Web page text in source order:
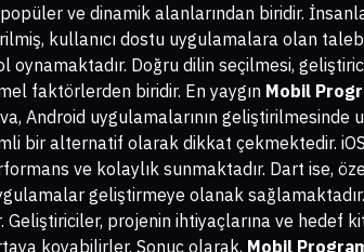
ve dinamik alanlarından biridir.
kullanıcı dostu uygulamalara olan talebi
oynamaktadır. Doğru dilin seçilmesi,
faktörlerden biridir. En yaygın Mobil
Android uygulamalarının geliştirilmesinde
bir alternatif olarak dikkat çekmektedir.
ve kolaylık sunmaktadır. Dart ise,
geliştirmeye olanak
projenin ihtiyaçlarına ve hedef
koyabilirler. Sonuç olarak, Mobil